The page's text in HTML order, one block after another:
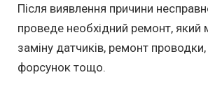
Після виявлення причини
проведе необхідний ремонт,
заміну датчиків, ремонт
форсунок тощо.